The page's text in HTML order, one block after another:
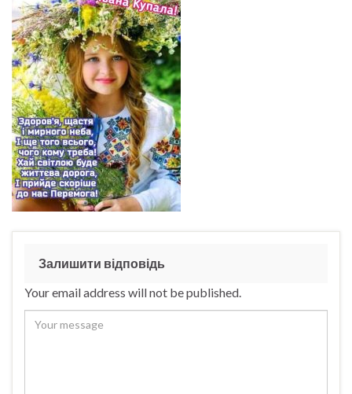
Залишити відповідь
Your email address will not be published.